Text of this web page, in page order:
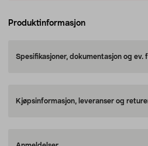
Produktinformasjon
Spesifikasjoner, dokumentasjon og ev.
Kjøpsinformasjon, leveranser og